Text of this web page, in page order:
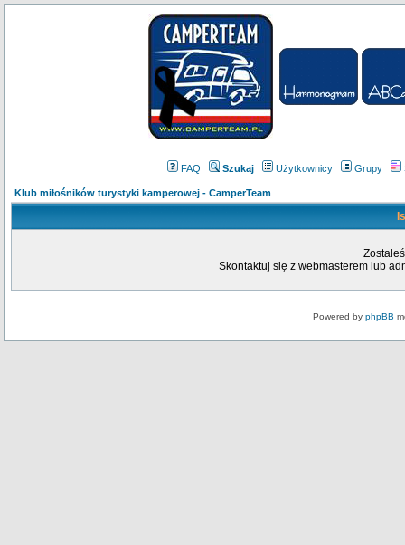
FAQ Szukaj Użytkownicy Grupy
Klub miłośników turystyki kamperowej - CamperTeam
Skontaktuj się z webmasterem lub
Powered by phpBB